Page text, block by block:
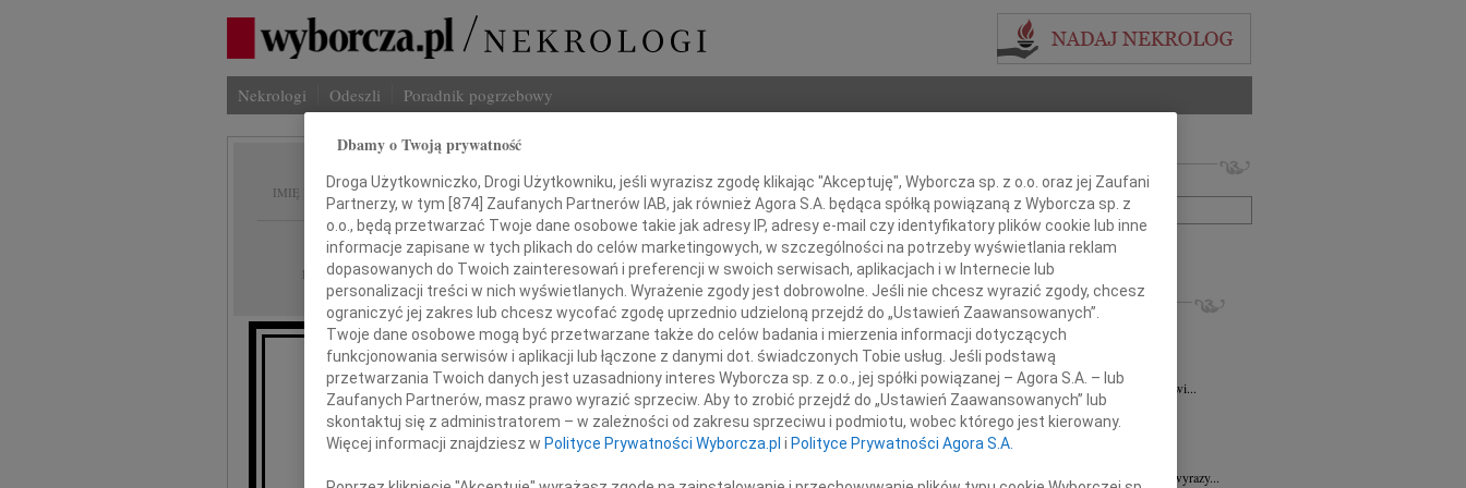
Nekrologi Odeszli Poradnik pogrzebowy
IMIĘ I NAZWISKO: Stanisław Kołodziej
REGION: Wrocław
DATA EMISJI: 02.10.2010
Z głębokim żalem i smutkiem
żegnamy Kolegę Geologa
Imię i nazwisko lub numer ogłoszenia:
+ szukanie zaawansowane
INNE NEKROLOGI
Barbara Korony07.08.2026 Wrocław
Z głębokim żalem i smutkiem przyjęliśmy...
Lucyna Wróbel06.08.2026
Naszemu Przyjacielowi Michałowi Łuczakowi...
06.08.2026
Wrocław
Annie Ciskowskiej wyrazy najgłębszego...
31.07.2026
Panu Sędziemu Januszowi Kaspryszynowi wyrazy...
Dbamy o Twoją prywatność
Droga Użytkowniczko, Drogi Użytkowniku, jeśli wyrazisz zgodę klikając "Akceptuję", Wyborcza sp. z o.o. oraz jej Zaufani
Partnerzy, w tym [874] Zaufanych Partnerów IAB, jak również Agora S.A. będąca spółką powiązaną z Wyborcza sp. z
o.o., będą przetwarzać Twoje dane osobowe takie jak adresy IP, adresy e-mail czy identyfikatory plików cookie lub inne
informacje zapisane w tych plikach do celów marketingowych, w szczególności na potrzeby wyświetlania reklam
dopasowanych do Twoich zainteresowań i preferencji w swoich serwisach, aplikacjach i w Internecie lub
personalizacji treści w nich wyświetlanych. Wyrażenie zgody jest dobrowolne. Jeśli nie chcesz wyrazić zgody, chcesz
ograniczyć jej zakres lub chcesz wycofać zgodę uprzednio udzieloną przejdź do „Ustawień Zaawansowanych”.
Twoje dane osobowe mogą być przetwarzane także do celów badania i mierzenia informacji dotyczących
funkcjonowania serwisów i aplikacji lub łączone z danymi dot. świadczonych Tobie usług. Jeśli podstawą
przetwarzania Twoich danych jest uzasadniony interes Wyborcza sp. z o.o., jej spółki powiązanej – Agora S.A. – lub
Zaufanych Partnerów, masz prawo wyrazić sprzeciw. Aby to zrobić przejdź do „Ustawień Zaawansowanych” lub
skontaktuj się z administratorem – w zależności od zakresu sprzeciwu i podmiotu, wobec którego jest kierowany.
Więcej informacji znajdziesz w Polityce Prywatności Wyborcza.pl i Polityce Prywatności Agora S.A.